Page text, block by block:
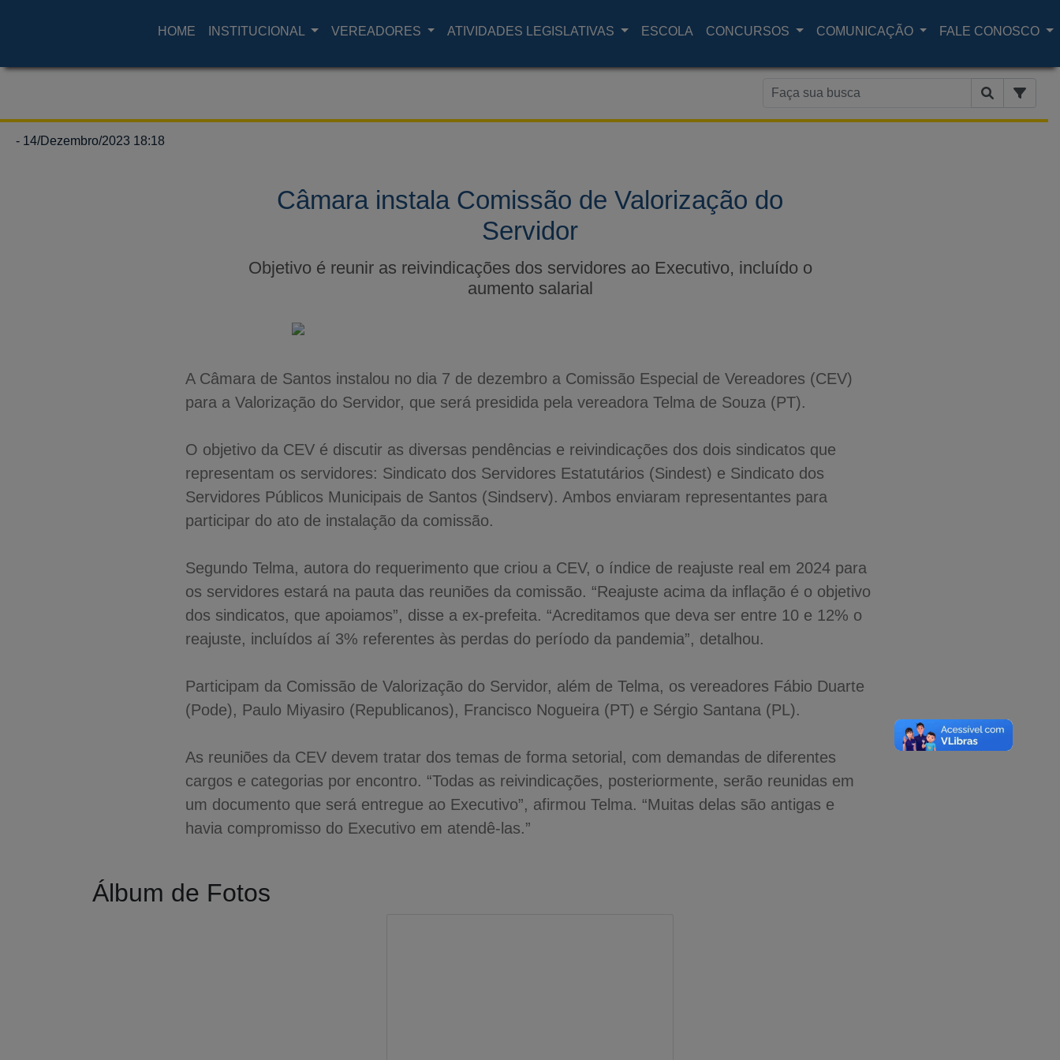
HOME INSTITUCIONAL VEREADORES ATIVIDADES LEGISLATIVAS ESCOLA CONCURSOS COMUNICAÇÃO FALE CONOSCO
- 14/Dezembro/2023 18:18
Câmara instala Comissão de Valorização do
Servidor
Objetivo é reunir as reivindicações dos servidores ao Executivo, incluído o
aumento salarial
A Câmara de Santos instalou no dia 7 de dezembro a Comissão Especial de Vereadores (CEV)
para a Valorização do Servidor, que será presidida pela vereadora Telma de Souza (PT).
O objetivo da CEV é discutir as diversas pendências e reivindicações dos dois sindicatos que
representam os servidores: Sindicato dos Servidores Estatutários (Sindest) e Sindicato dos
Servidores Públicos Municipais de Santos (Sindserv). Ambos enviaram representantes para
participar do ato de instalação da comissão.
Segundo Telma, autora do requerimento que criou a CEV, o índice de reajuste real em 2024 para
os servidores estará na pauta das reuniões da comissão. “Reajuste acima da inflação é o objetivo
dos sindicatos, que apoiamos”, disse a ex-prefeita. “Acreditamos que deva ser entre 10 e 12% o
reajuste, incluídos aí 3% referentes às perdas do período da pandemia”, detalhou.
Participam da Comissão de Valorização do Servidor, além de Telma, os vereadores Fábio Duarte
(Pode), Paulo Miyasiro (Republicanos), Francisco Nogueira (PT) e Sérgio Santana (PL).
As reuniões da CEV devem tratar dos temas de forma setorial, com demandas de diferentes
cargos e categorias por encontro. “Todas as reivindicações, posteriormente, serão reunidas em
um documento que será entregue ao Executivo”, afirmou Telma. “Muitas delas são antigas e
havia compromisso do Executivo em atendê-las.”
Álbum de Fotos